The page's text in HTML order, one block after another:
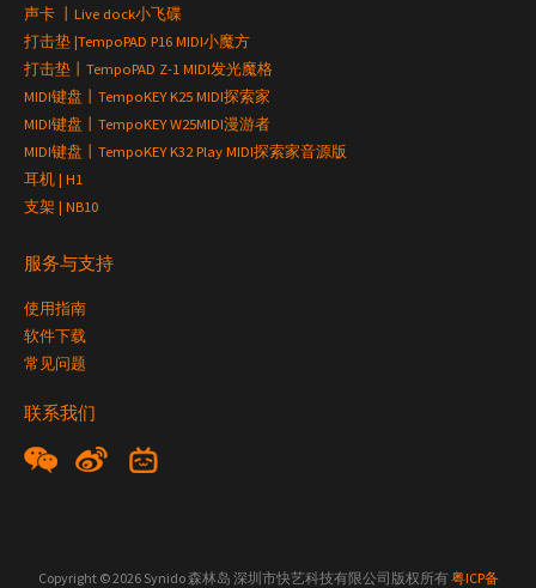
声卡 丨Live dock小飞碟
打击垫 |TempoPAD P16 MIDI小魔方
打击垫丨TempoPAD Z-1 MIDI发光魔格
MIDI键盘丨TempoKEY K25 MIDI探索家
MIDI键盘丨TempoKEY W25MIDI漫游者
MIDI键盘丨TempoKEY K32 Play MIDI探索家音源版
耳机 | H1
支架 | NB10
服务与支持
使用指南
软件下载
常见问题
联系我们
Copyright © 2026 Synido 森林岛 深圳市快艺科技有限公司版权所有粤ICP备